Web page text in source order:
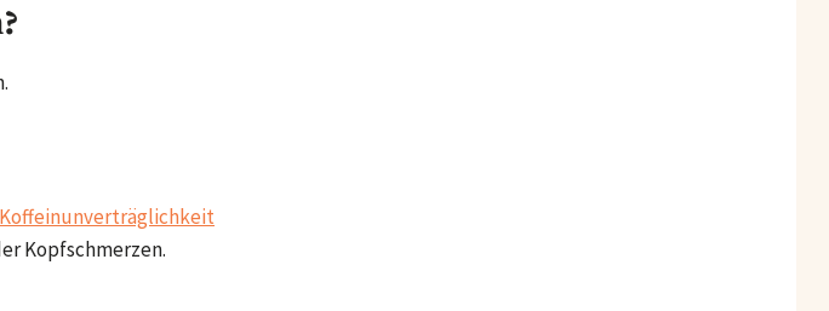
Koffeinunverträglichkeit
Kopfschmerzen.